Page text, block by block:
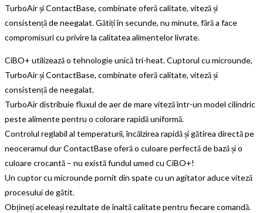
TurboAir și ContactBase, combinate oferă calitate, viteză și
consistență de neegalat. Gătiți în secunde, nu minute, fără a face
compromisuri cu privire la calitatea alimentelor livrate.
CiBO+ utilizează o tehnologie unică tri-heat. Cuptorul cu microunde,
TurboAir și ContactBase, combinate oferă calitate, viteză și
consistență de neegalat.
TurboAir distribuie fluxul de aer de mare viteză într-un model cilindric
peste alimente pentru o colorare rapidă uniformă.
Controlul reglabil al temperaturii, încălzirea rapidă și gătirea directă pe
neoceramul dur ContactBase oferă o culoare perfectă de bază și o
culoare crocantă – nu există fundul umed cu CiBO+!
Un cuptor cu microunde pornit din spate cu un agitator aduce viteză
procesului de gătit.
Obțineți aceleași rezultate de înaltă calitate pentru fiecare comandă.